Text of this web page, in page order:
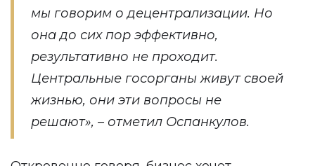
мы говорим о децентрализации. Но
она до сих пор эффективно,
результативно не проходит.
Центральные госорганы живут своей
жизнью, они эти вопросы не
решают», – отметил Оспанкулов.